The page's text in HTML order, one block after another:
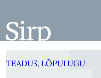
juurde
TEADUS, LÕPULUGU